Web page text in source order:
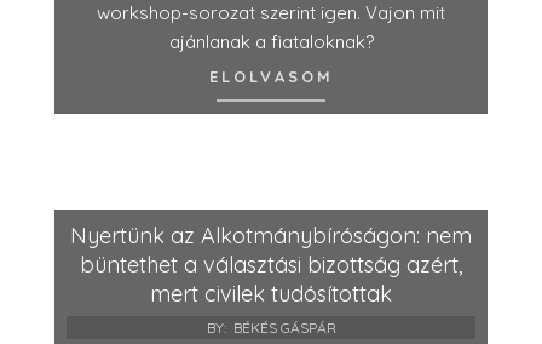
workshop-sorozat szerint igen. Vajon mit
ajánlanak a fiataloknak?
ELOLVASOM
Nyertünk az Alkotmánybíróságon: nem
büntethet a választási bizottság azért,
mert civilek tudósítottak
BY: BÉKÉS GÁSPÁR